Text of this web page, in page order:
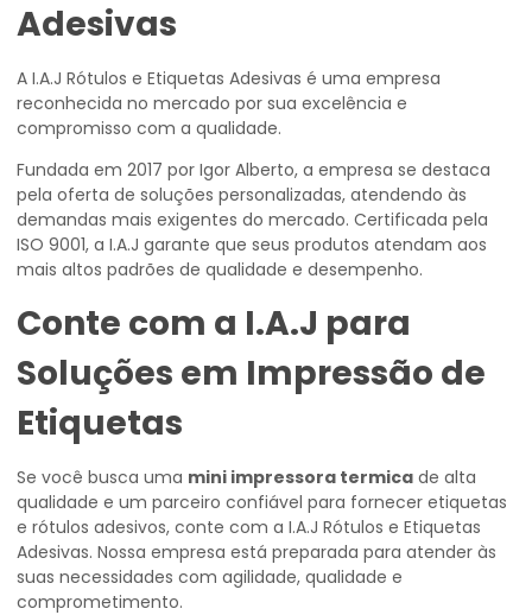
Adesivas
A I.A.J Rótulos e Etiquetas Adesivas é uma empresa
reconhecida no mercado por sua excelência e
compromisso com a qualidade.
Fundada em 2017 por Igor Alberto, a empresa se destaca
pela oferta de soluções personalizadas, atendendo às
demandas mais exigentes do mercado. Certificada pela
ISO 9001, a I.A.J garante que seus produtos atendam aos
mais altos padrões de qualidade e desempenho.
Conte com a I.A.J para
Soluções em Impressão de
Etiquetas
Se você busca uma mini impressora termica de alta
qualidade e um parceiro confiável para fornecer etiquetas
e rótulos adesivos, conte com a I.A.J Rótulos e Etiquetas
Adesivas. Nossa empresa está preparada para atender às
suas necessidades com agilidade, qualidade e
comprometimento.